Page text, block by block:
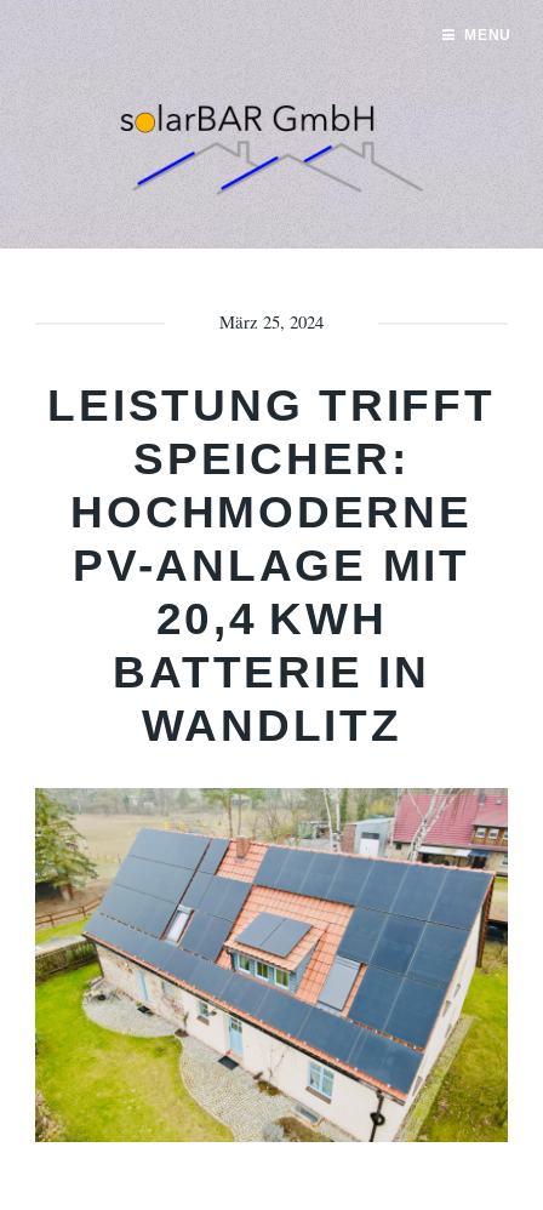
März 25, 2024
LEISTUNG TRIFFT
SPEICHER:
HOCHMODERNE
PV-ANLAGE MIT
20,4 KWH
BATTERIE IN
WANDLITZ
MENU